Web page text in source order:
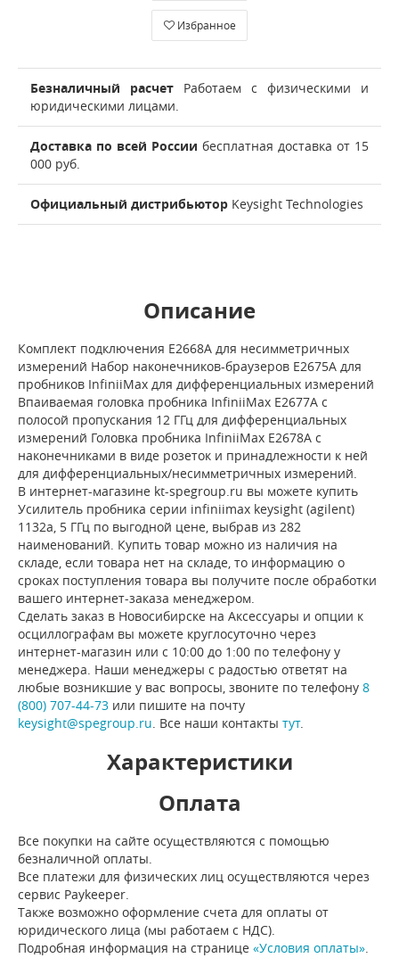
Избранное
Безналичный расчет Работаем с физическими и
юридическими лицами.
Доставка по всей России бесплатная доставка от 15
000 руб.
Официальный дистрибьютор Keysight Technologies
Описание
Комплект подключения E2668A для несимметричных
измерений Набор наконечников-браузеров E2675A для
пробников InfiniiMax для дифференциальных измерений
Впаиваемая головка пробника InfiniiMax E2677A с
полосой пропускания 12 ГГц для дифференциальных
измерений Головка пробника InfiniiMax E2678A с
наконечниками в виде розеток и принадлежности к ней
для дифференциальных/несимметричных измерений.
В интернет-магазине kt-spegroup.ru вы можете купить
Усилитель пробника серии infiniimax keysight (agilent)
1132a, 5 ГГц по выгодной цене, выбрав из 282
наименований. Купить товар можно из наличия на
складе, если товара нет на складе, то информацию о
сроках поступления товара вы получите после обработки
вашего интернет-заказа менеджером.
Сделать заказ в Новосибирске на Аксессуары и опции к
осциллографам вы можете круглосуточно через
интернет-магазин или с 10:00 до 1:00 по телефону у
менеджера. Наши менеджеры с радостью ответят на
любые возникшие у вас вопросы, звоните по телефону 8
(800) 707-44-73 или пишите на почту
keysight@spegroup.ru. Все наши контакты тут.
Характеристики
Оплата
Все покупки на сайте осуществляются с помощью
безналичной оплаты.
Все платежи для физических лиц осуществляются через
сервис Paykeeper.
Также возможно оформление счета для оплаты от
юридического лица (мы работаем с НДС).
Подробная информация на странице «Условия оплаты».